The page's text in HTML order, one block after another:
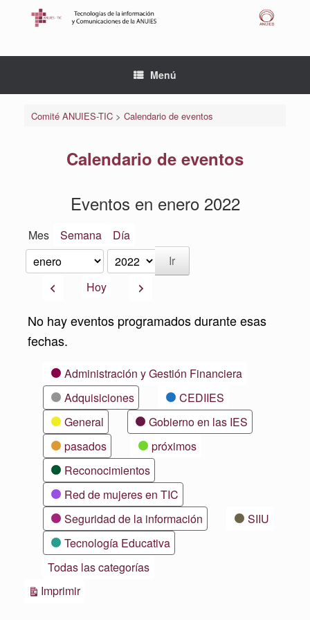
Menú
Comité ANUIES-TIC> Calendario de eventos
Calendario de eventos
Eventos en enero 2022
Mes Semana Día
Mes
Año
AnteriorHoy Siguiente
No hay eventos programados durante esas
fechas.
CategoríasAdministración y Gestión Financiera
Adquisiciones
CEDIIES
General
Gobierno en las IES
pasados
próximos
Reconocimientos
Red de mujeres en TIC
Seguridad de la información
SIIU
Tecnología Educativa
Todas las categorías
ImprimirVistas